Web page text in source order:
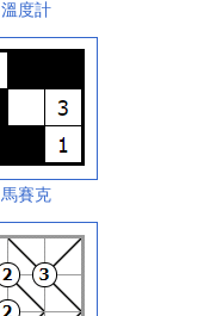
溫度計
馬賽克